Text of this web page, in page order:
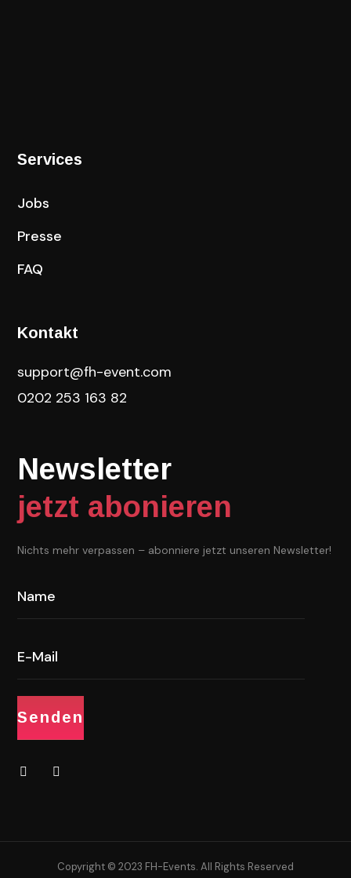
Services
Jobs
Presse
FAQ
Kontakt
support@fh-event.com
0202 253 163 82
Newsletter
jetzt abonieren
Nichts mehr verpassen – abonniere jetzt unseren Newsletter!
Copyright © 2023 FH-Events. All Rights Reserved